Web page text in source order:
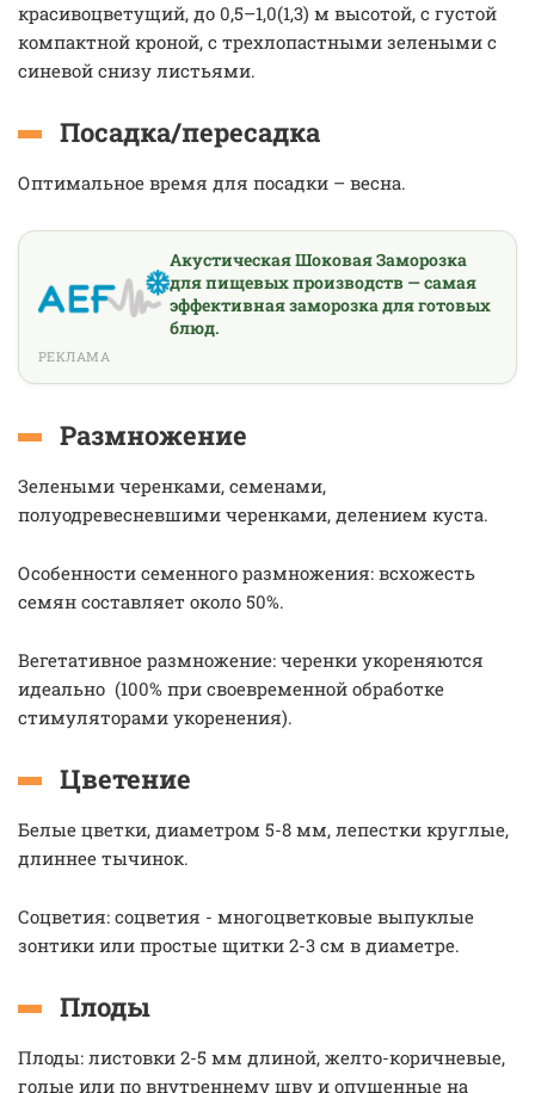
красивоцветущий, до 0,5–1,0(1,3) м высотой, с густой
компактной кроной, с трехлопастными зелеными с
синевой снизу листьями.
Посадка/пересадка
Оптимальное время для посадки – весна.
Акустическая Шоковая Заморозка
для пищевых производств — самая
эффективная заморозка для готовых
блюд.
РЕКЛАМА
Размножение
Зелеными черенками, семенами,
полуодревесневшими черенками, делением куста.
Особенности семенного размножения: всхожесть
семян составляет около 50%.
Вегетативное размножение: черенки укореняются
идеально (100% при своевременной обработке
стимуляторами укоренения).
Цветение
Белые цветки, диаметром 5-8 мм, лепестки круглые,
длиннее тычинок.
Соцветия: соцветия - многоцветковые выпуклые
зонтики или простые щитки 2-3 см в диаметре.
Плоды
Плоды: листовки 2-5 мм длиной, желто-коричневые,
голые или по внутреннему шву и опушенные на